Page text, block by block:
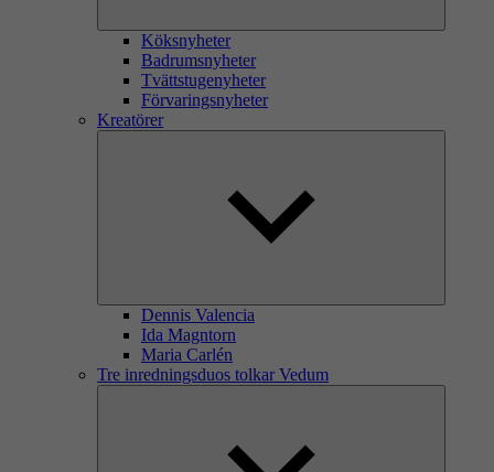
Köksnyheter
Badrumsnyheter
Tvättstugenyheter
Förvaringsnyheter
Kreatörer
Dennis Valencia
Ida Magntorn
Maria Carlén
Tre inredningsduos tolkar Vedum